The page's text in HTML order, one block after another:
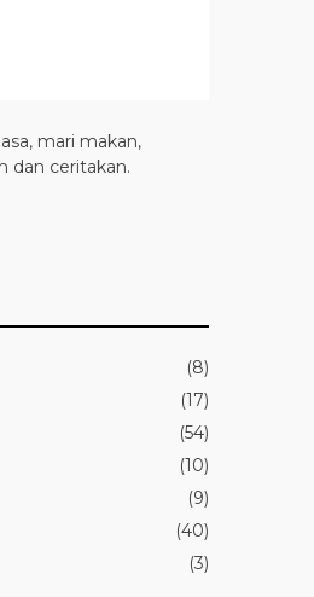
mari makan,
dan ceritakan.
(8)
(17)
(54)
(10)
(9)
(40)
(3)